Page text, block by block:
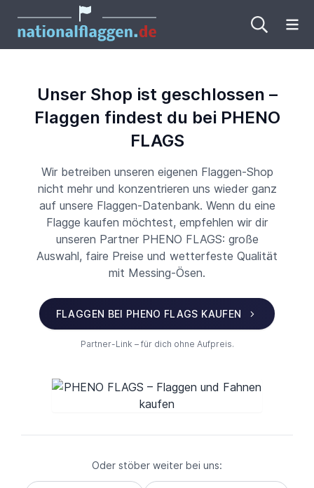
Unser Shop ist geschlossen –
Flaggen findest du bei PHENO
FLAGS
Wir betreiben unseren eigenen Flaggen-Shop
nicht mehr und konzentrieren uns wieder ganz
auf unsere Flaggen-Datenbank. Wenn du eine
Flagge kaufen möchtest, empfehlen wir dir
unseren Partner PHENO FLAGS: große
Auswahl, faire Preise und wetterfeste Qualität
mit Messing-Ösen.
FLAGGEN BEI PHENO FLAGS KAUFEN
Partner-Link – für dich ohne Aufpreis.
Oder stöber weiter bei uns: